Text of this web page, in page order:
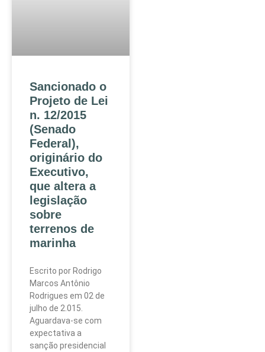
Sancionado o
Projeto de Lei
n. 12/2015
(Senado
Federal),
originário do
Executivo,
que altera a
legislação
sobre
terrenos de
marinha
Escrito por Rodrigo
Marcos Antônio
Rodrigues em 02 de
julho de 2.015.
Aguardava-se com
expectativa a
sanção presidencial